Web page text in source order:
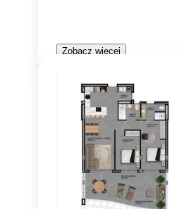
Zobacz więcej